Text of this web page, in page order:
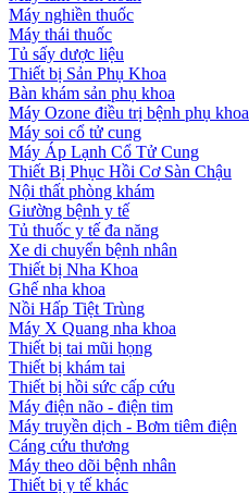
Máy nghiền thuốc
Máy thái thuốc
Tủ sấy dược liệu
Thiết bị Sản Phụ Khoa
Bàn khám sản phụ khoa
Máy Ozone điều trị bệnh phụ khoa
Máy soi cổ tử cung
Máy Áp Lạnh Cổ Tử Cung
Thiết Bị Phục Hồi Cơ Sàn Chậu
Nội thất phòng khám
Giường bệnh y tế
Tủ thuốc y tế đa năng
Xe di chuyển bệnh nhân
Thiết bị Nha Khoa
Ghế nha khoa
Nồi Hấp Tiệt Trùng
Máy X Quang nha khoa
Thiết bị tai mũi họng
Thiết bị khám tai
Thiết bị hồi sức cấp cứu
Máy điện não - điện tim
Máy truyền dịch - Bơm tiêm điện
Cáng cứu thương
Máy theo dõi bệnh nhân
Thiết bị y tế khác